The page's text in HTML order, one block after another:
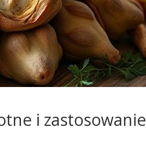
i zastosowanie